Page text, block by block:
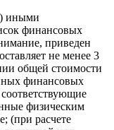
иными
финансовых
приведен
не менее 3
общей стоимости
финансовых
физическим
(при расчете